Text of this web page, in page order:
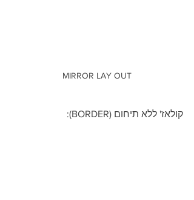
MIRROR LAY OUT
קולאז' ללא תיחום (BORDER):